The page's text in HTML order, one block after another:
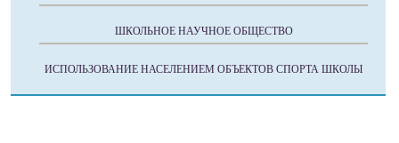
ШКОЛЬНОЕ НАУЧНОЕ ОБЩЕСТВО
ИСПОЛЬЗОВАНИЕ НАСЕЛЕНИЕМ ОБЪЕКТОВ СПОРТА ШКОЛЫ